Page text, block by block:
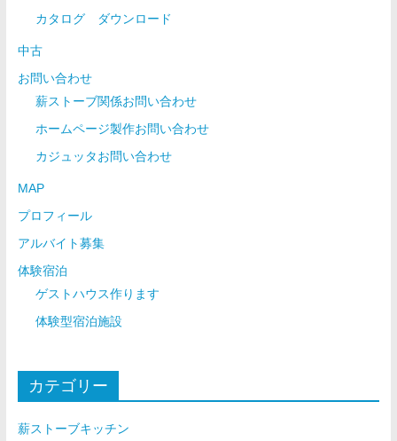
カタログ ダウンロード
中古
お問い合わせ
薪ストーブ関係お問い合わせ
ホームページ製作お問い合わせ
カジュッタお問い合わせ
MAP
プロフィール
アルバイト募集
体験宿泊
ゲストハウス作ります
体験型宿泊施設
カテゴリー
薪ストーブキッチン